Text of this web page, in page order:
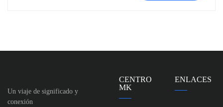
Un viaje de significado y
conexión
CENTRO
MK
ENLACES